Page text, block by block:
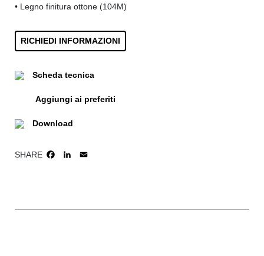
• Legno finitura ottone (104M)
RICHIEDI INFORMAZIONI
Scheda tecnica
Aggiungi ai preferiti
Download
SHARE FACEBOOK
LINKEDIN